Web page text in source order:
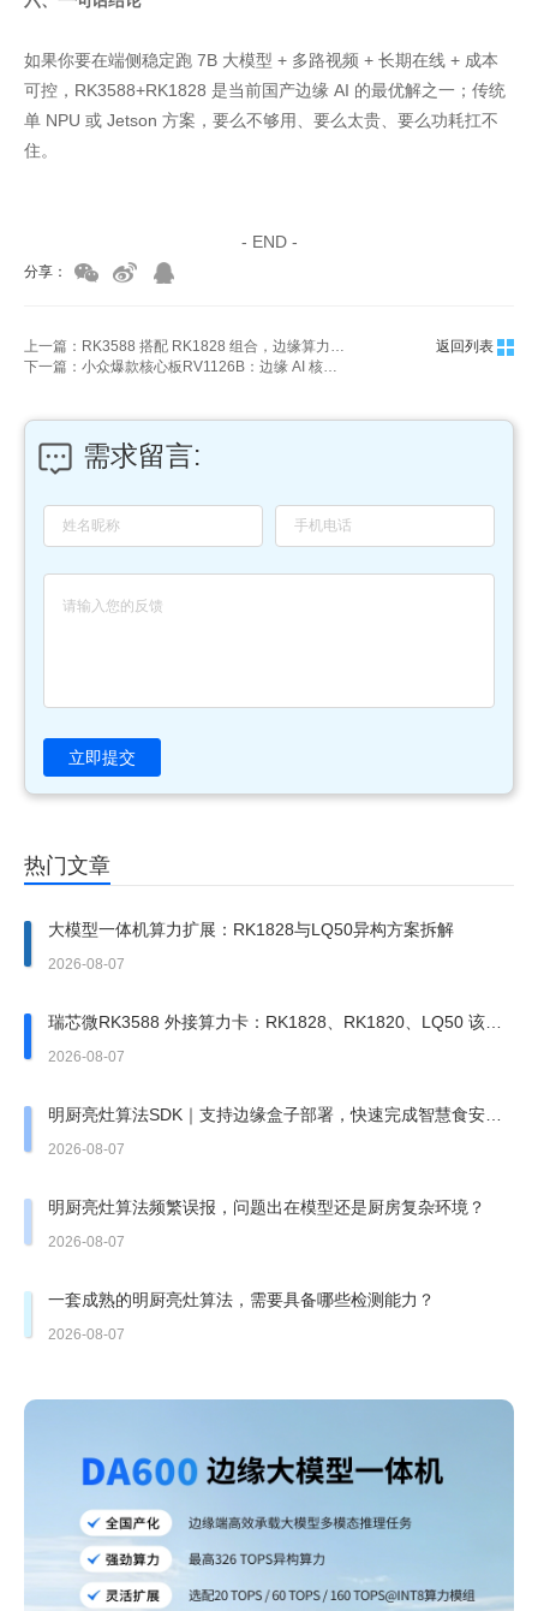
如果你要在端侧稳定跑 7B 大模型 + 多路视频 + 长期在线 + 成本
可控，RK3588+RK1828 是当前国产边缘 AI 的最优解之一；传统
单 NPU 或 Jetson 方案，要么不够用、要么太贵、要么功耗扛不
住。
- END -
分享：
返回列表
需求留言:
立即提交
热门文章
大模型一体机算力扩展：RK1828与LQ50异构方案拆解
2026-08-07
瑞芯微RK3588 外接算力卡：RK1828、RK1820、LQ50 该上
哪一张？
2026-08-07
明厨亮灶算法SDK｜支持边缘盒子部署，快速完成智慧食安改
造
2026-08-07
明厨亮灶算法频繁误报，问题出在模型还是厨房复杂环境？
2026-08-07
一套成熟的明厨亮灶算法，需要具备哪些检测能力？
2026-08-07